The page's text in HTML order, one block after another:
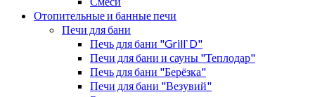
Отопительные и банные печи
Печи для бани
Печь для бани "Grill`D"
Печи для бани и сауны "Теплодар"
Печь для бани "Берёзка"
Печи для бани "Везувий"